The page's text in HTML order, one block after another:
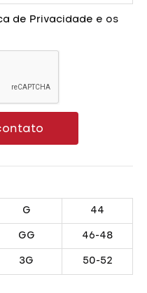
de Privacidade e os
G 44
GG 46-48
3G 50-52